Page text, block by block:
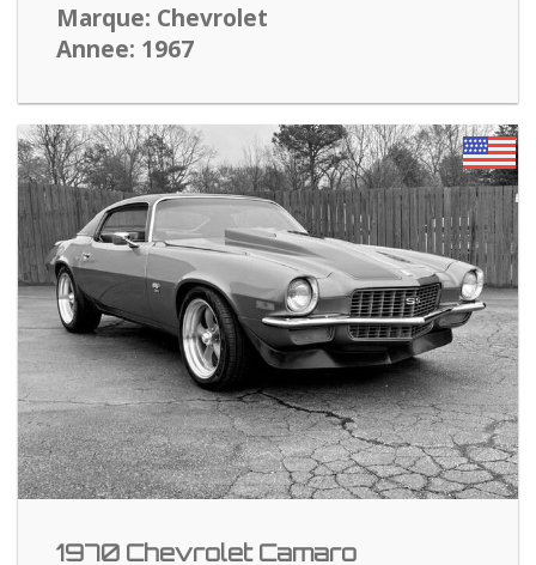
Marque: Chevrolet
Annee: 1967
1970 Chevrolet Camaro